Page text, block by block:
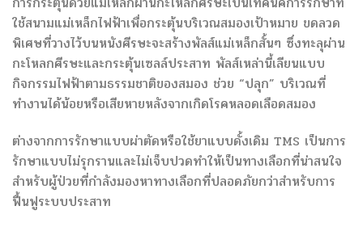
ใช้สนามแม่เหล็กไฟฟ้าเพื่อกระตุ้นบริเวณสมองเป้าหมาย ขดลวด
พิเศษที่วางไว้บนหนังศีรษะจะสร้างพัลส์แม่เหล็กสั้นๆ ซึ่งทะลุผ่าน
กะโหลกศีรษะและกระตุ้นเซลล์ประสาท พัลส์เหล่านี้เลียนแบบ
กิจกรรมไฟฟ้าตามธรรมชาติของสมอง ช่วย “ปลุก” บริเวณที่
ทำงานได้น้อยหรือเสียหายหลังจากเกิดโรคหลอดเลือดสมอง
ต่างจากการรักษาแบบผ่าตัดหรือใช้ยาแบบดั้งเดิม TMS เป็นการ
รักษาแบบไม่รุกรานและไม่เจ็บปวดทำให้เป็นทางเลือกที่น่าสนใจ
สำหรับผู้ป่วยที่กำลังมองหาทางเลือกที่ปลอดภัยกว่าสำหรับการ
ฟื้นฟูระบบประสาท